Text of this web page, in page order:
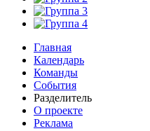
Главная
Календарь
Команды
События
Разделитель
О проекте
Реклама